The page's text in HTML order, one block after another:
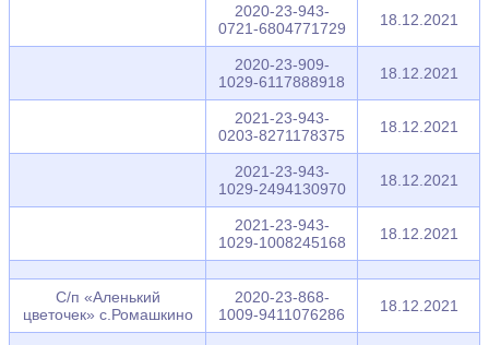
2020-23-943-
0721-6804771729
18.12.2021
2020-23-909-
1029-6117888918
18.12.2021
2021-23-943-
0203-8271178375
18.12.2021
2021-23-943-
1029-2494130970
18.12.2021
2021-23-943-
1029-1008245168
18.12.2021
С/п «Аленький
цветочек» с.Ромашкино
2020-23-868-
1009-9411076286
18.12.2021